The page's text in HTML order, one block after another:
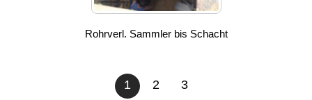
Rohrverl. Sammler bis Schacht
1 2 3